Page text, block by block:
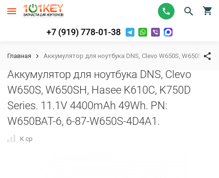
+7 (919) 778-01-38
Главная Аккумулятор для ноутбука DNS, Clevo W650S, W650SH,
Аккумулятор для ноутбука DNS, Clevo
W650S, W650SH, Hasee K610C, K750D
Series. 11.1V 4400mAh 49Wh. PN:
W650BAT-6, 6-87-W650S-4D4A1.
К сравнению